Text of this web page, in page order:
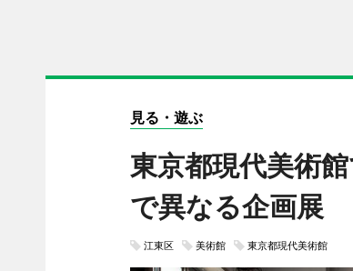
見る・遊ぶ
東京都現代美術
で異なる企画展
江東区 美術館 東京都現代美術館